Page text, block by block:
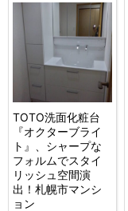
TOTO洗面化粧台
『オクターブライ
ト』、シャープな
フォルムでスタイ
リッシュ空間演
出！札幌市マンシ
ョン